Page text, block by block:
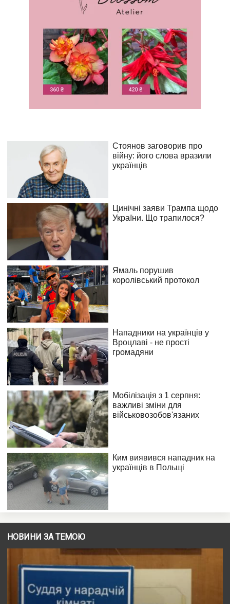
НОВИНИ ЗА ТЕМОЮ